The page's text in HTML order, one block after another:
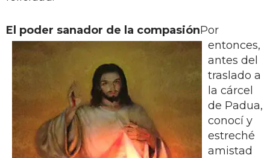
El poder sanador de la compasiónPor
entonces,
antes del
traslado a
la cárcel
de Padua,
conocí y
estreché
amistad